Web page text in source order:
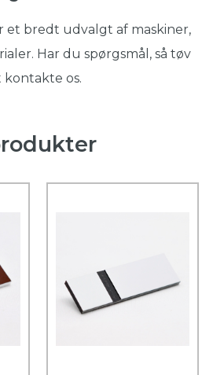
et bredt udvalgt af maskiner,
Har du spørgsmål, så tøv
os.